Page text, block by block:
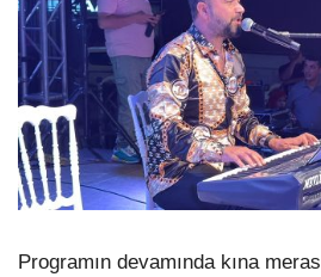
Programın devamında kına